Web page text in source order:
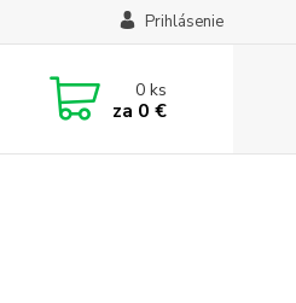
Prihlásenie
0ks
za 0 €